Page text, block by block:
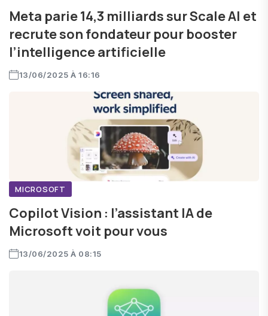
Meta parie 14,3 milliards sur Scale AI et
recrute son fondateur pour booster
l’intelligence artificielle
13/06/2025 À 16:16
MICROSOFT
Copilot Vision : l’assistant IA de
Microsoft voit pour vous
13/06/2025 À 08:15